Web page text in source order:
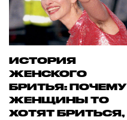
ИСТОРИЯ
ЖЕНСКОГО
БРИТЬЯ: ПОЧЕМУ
ЖЕНЩИНЫ ТО
ХОТЯТ БРИТЬСЯ,